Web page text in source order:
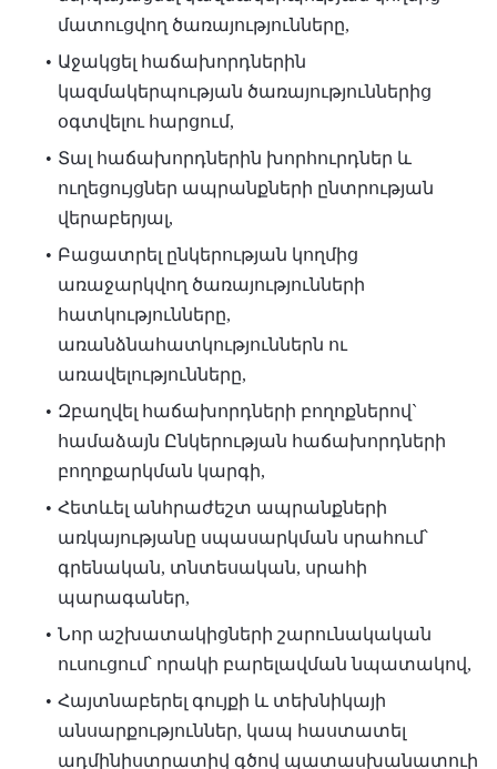
մատուցվող ծառայությունները,
Աջակցել հաճախորդներին
կազմակերպության ծառայություններից
օգտվելու հարցում,
Տալ հաճախորդներին խորհուրդներ և
ուղեցույցներ ապրանքների ընտրության
վերաբերյալ,
Բացատրել ընկերության կողմից
առաջարկվող ծառայությունների
հատկությունները,
առանձնահատկություններն ու
առավելությունները,
Զբաղվել հաճախորդների բողոքներով`
համաձայն Ընկերության հաճախորդների
բողոքարկման կարգի,
Հետևել անհրաժեշտ ապրանքների
առկայությանը սպասարկման սրահում՝
գրենական, տնտեսական, սրահի
պարագաներ,
Նոր աշխատակիցների շարունակական
ուսուցում՝ որակի բարելավման նպատակով,
Հայտնաբերել գույքի և տեխնիկայի
անսարքություններ, կապ հաստատել
ադմինիստրատիվ գծով պատասխանատուի